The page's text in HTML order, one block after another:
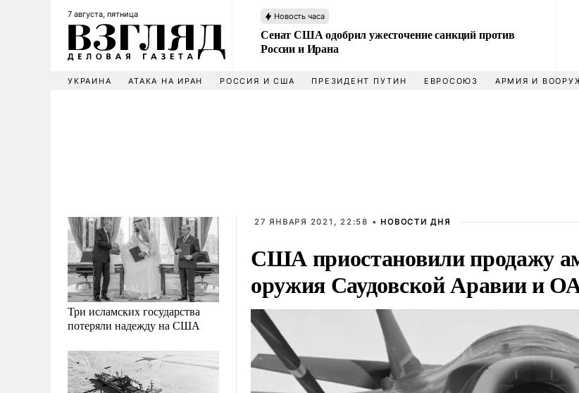
7 августа, пятница Новость часа
Сенат США одобрил ужесточение санкций против
России и Ирана
УКРАИНА АТАКА НА ИРАН РОССИЯ И США ПРЕЗИДЕНТ ПУТИН ЕВРОСОЮЗ АРМИЯ И
Три исламских государства
потеряли надежду на США
27 ЯНВАРЯ 2021, 22:58 • НОВОСТИ ДНЯ
США приостановили продажу
оружия Саудовской Аравии и